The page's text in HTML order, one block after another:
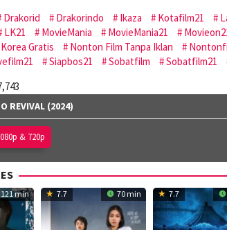
Drakorid Drakorindo Ikaza Kotafilm21
LK21 MovieMania MovieMania21
Gratis
Nonton Film Tanpa Iklan
Siapbos21 Sobatfilm Sobatfilm21
REVIVAL (2024)
& 720p
121 min 7.7 70 min 7.7